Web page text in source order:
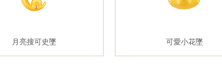
月亮搜可史墜 可愛小花墜